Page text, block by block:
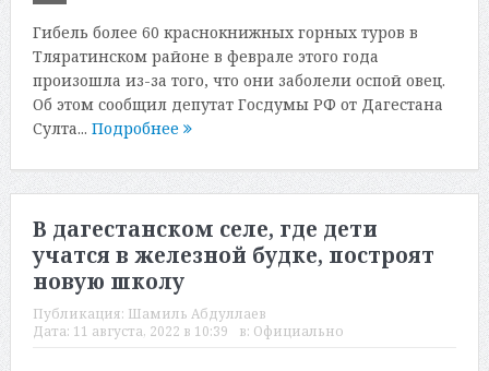
Гибель более 60 краснокнижных горных туров в
Тляратинском районе в феврале этого года
произошла из-за того, что они заболели оспой овец.
Об этом сообщил депутат Госдумы РФ от Дагестана
Султа... Подробнее
В дагестанском селе, где дети
учатся в железной будке, построят
новую школу
Публикация: Шамиль Абдуллаев
Дата: 11 августа, 2022 в 10:39 в: Официально